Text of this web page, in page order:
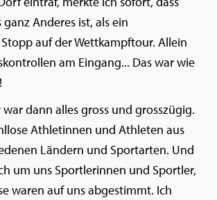
Anderes ist, als ein
auf der Wettkampftour. Allein
am Eingang... Das war wie
dann alles gross und grosszügig.
Athletinnen und Athleten aus
Ländern und Sportarten. Und
um uns Sportlerinnen und Sportler,
waren auf uns abgestimmt. Ich